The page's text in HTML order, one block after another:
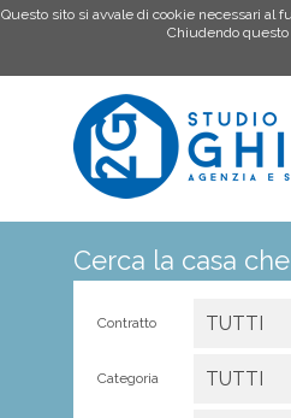
Questo sito si avvale di cookie necessari al
Chiudendo questo
Cerca la casa
Contratto TUTTI
Categoria TUTTI